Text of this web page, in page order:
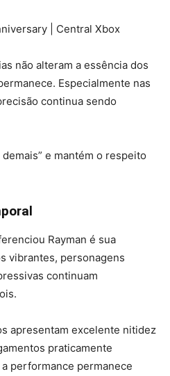
não alteram a essência dos
Especialmente nas
continua sendo
e mantém o respeito
Rayman é sua
vibrantes, personagens
continuam
apresentam excelente nitidez
praticamente
a performance permanece